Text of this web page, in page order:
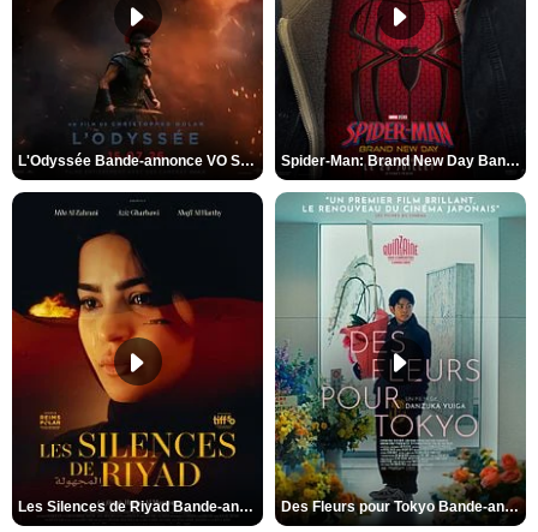
L'Odyssée Bande-annonce VO STFR Spider-Man: Brand New Day Bande-annonce VO STFR
Les Silences de Riyad Bande-annonce VO STFR Des Fleurs pour Tokyo Bande-annonce VO STFR